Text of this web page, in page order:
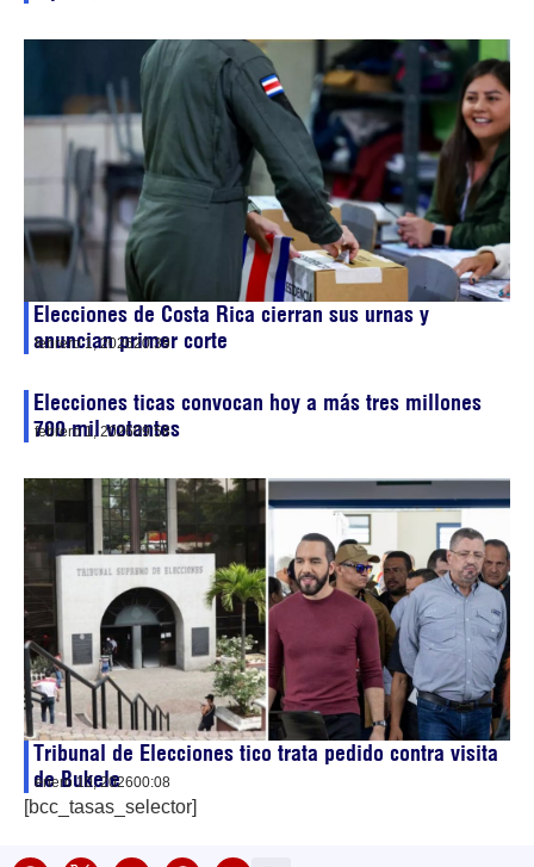
Elecciones de Costa Rica cierran sus urnas y
anuncian primer corte
febrero 1, 202620:39
Elecciones ticas convocan hoy a más tres millones
700 mil votantes
febrero 1, 202609:58
Tribunal de Elecciones tico trata pedido contra visita
de Bukele
enero 10, 202600:08
[bcc_tasas_selector]